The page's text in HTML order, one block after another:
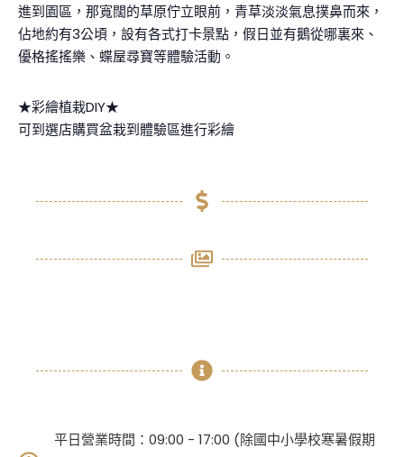
進到園區，那寬闊的草原佇立眼前，青草淡淡氣息撲鼻而來，
佔地約有3公頃，設有各式打卡景點，假日並有鵝從哪裏來、
優格搖搖樂、蝶屋尋寶等體驗活動。
★彩繪植栽DIY★
可到選店購買盆栽到體驗區進行彩繪
平日營業時間：09:00 - 17:00 (除國中小學校寒暑假期